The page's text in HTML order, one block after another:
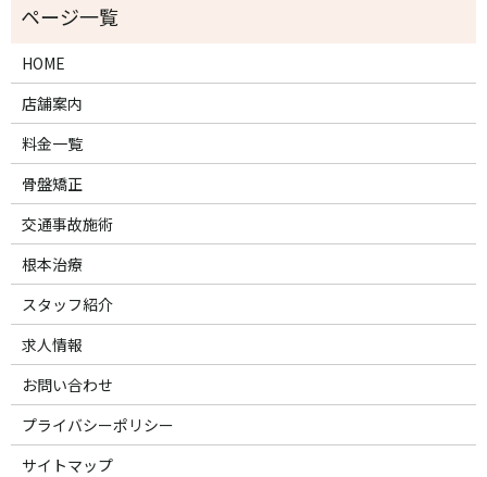
HOME
店舗案内
料金一覧
骨盤矯正
交通事故施術
根本治療
スタッフ紹介
求人情報
お問い合わせ
プライバシーポリシー
サイトマップ